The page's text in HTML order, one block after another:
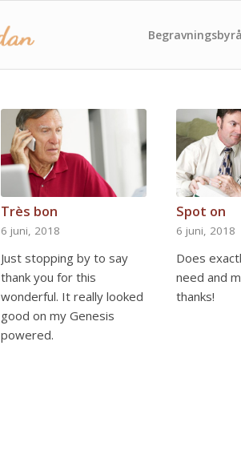
Très bon
6 juni, 2018
Just stopping by to say
thank you for this
wonderful. It really looked
good on my Genesis
powered.
Spot on
6 juni, 2018
Does
need and
thanks!